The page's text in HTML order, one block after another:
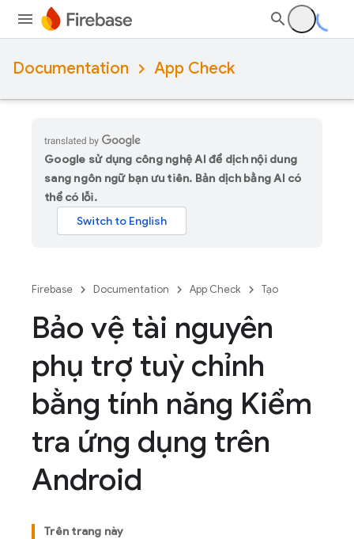
Documentation App Check
Google sử dụng công nghệ AI để dịch nội dung
sang ngôn ngữ bạn ưu tiên. Bản dịch bằng AI có
thể có lỗi.
Firebase Documentation App Check Tạo
Bảo vệ tài nguyên
phụ trợ tuỳ chỉnh
bằng tính năng Kiểm
tra ứng dụng trên
Android
Trên trang này